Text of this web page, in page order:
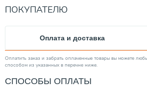
Мощность (кВт)
Диаметр выходного отверстия
Минимальная рабочая температура (°С)
Механизм насоса
Максимальная производительность (м3/ч)
ПОКУПАТЕЛЮ
Оплата и доставка
Оплатить заказ и забрать оплаченные товары вы можете
способом из указанных в перечне ниже.
СПОСОБЫ ОПЛАТЫ